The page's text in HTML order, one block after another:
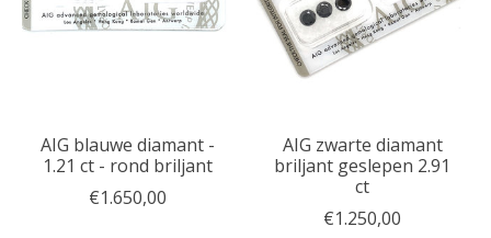
AIG blauwe diamant -
1.21 ct - rond briljant
€1.650,00
AIG zwarte diamant
briljant geslepen 2.91
ct
€1.250,00